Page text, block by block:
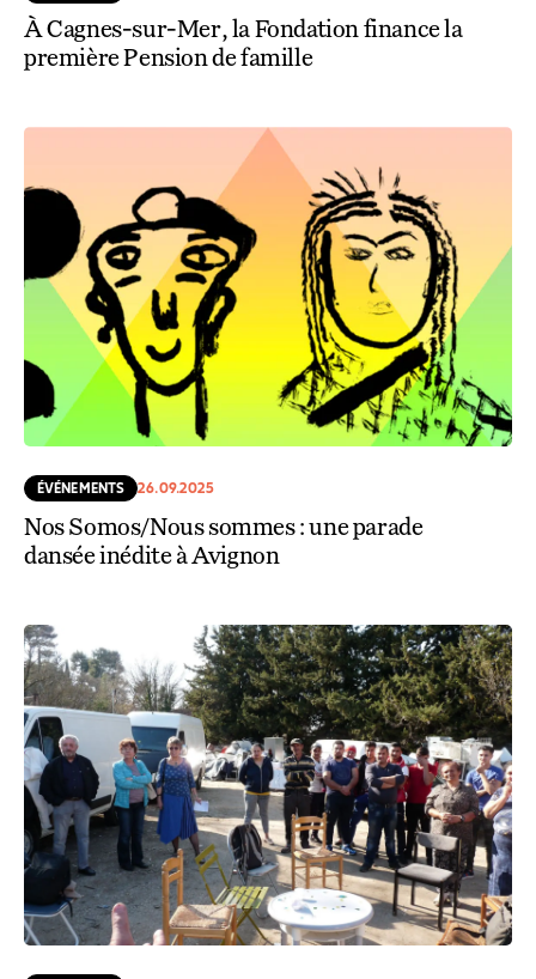
À Cagnes-sur-Mer, la Fondation finance la
première Pension de famille
ÉVÉNEMENTS 26.09.2025
Nos Somos/Nous sommes : une parade
dansée inédite à Avignon